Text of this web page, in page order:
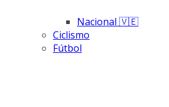
Nacional 🇻🇪
Ciclismo
Fútbol